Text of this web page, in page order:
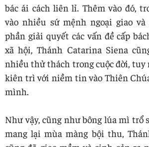
bác ái cách liên lỉ. Thêm vào đó,
vào nhiều sứ mệnh ngoại giao
phần giải quyết các vấn đề cấp
xã hội, Thánh Catarina Siena
nhiều thử thách trong cuộc đời, tuy
kiên trì với niềm tin vào Thiên
mình.
Như vậy, cũng như bông lúa mì trổ
mang lại mùa màng bội thu,